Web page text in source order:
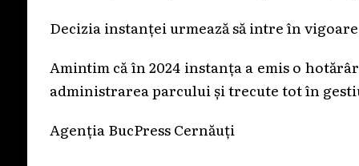
Decizia instanței urmează să intre în
Amintim că în 2024 instanța a emis o
administrarea parcului și trecute tot în
Agenția BucPress Cernăuți